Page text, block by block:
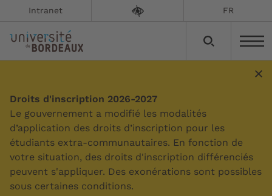
Intranet FR
Droits d'inscription 2026-2027
Le gouvernement a modifié les modalités
d’application des droits d’inscription pour les
étudiants extra-communautaires. En fonction de
votre situation, des droits d'inscription différenciés
peuvent s'appliquer. Des exonérations sont possibles
sous certaines conditions.
Sommaire
Ateliers de pratiques
artistiques